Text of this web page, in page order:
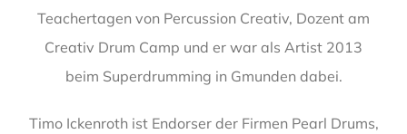
Teachertagen von Percussion Creativ, Dozent am
Creativ Drum Camp und er war als Artist 2013
beim Superdrumming in Gmunden dabei.
Timo Ickenroth ist Endorser der Firmen Pearl Drums,